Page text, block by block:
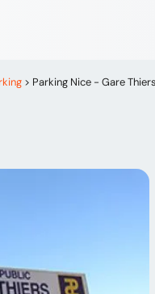
> Parking Nice - Gare Thiers